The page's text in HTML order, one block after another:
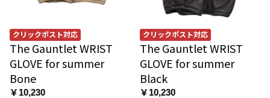
クリックポスト対応
The Gauntlet WRIST
GLOVE for summer
Bone
￥10,230
クリックポスト対応
The Gauntlet WRIST
GLOVE for summer
Black
￥10,230